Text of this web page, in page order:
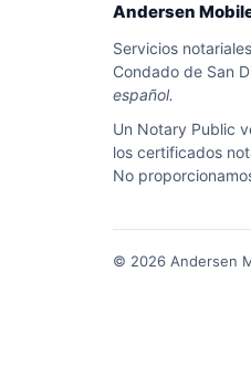
Andersen
Servicios
Condado de San
español.
Un Notary Public
los certificados
No
© 2026 Andersen